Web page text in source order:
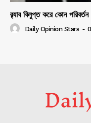
র‍্যাব বিলুপ্ত করে কোন
Daily Opinion Stars -